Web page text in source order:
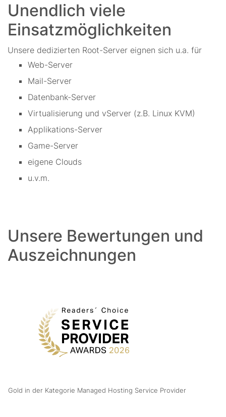
Unendlich viele
Einsatzmöglichkeiten
Unsere dedizierten Root-Server eignen sich u.a. für
Web-Server
Mail-Server
Datenbank-Server
Virtualisierung und vServer (z.B. Linux KVM)
Applikations-Server
Game-Server
eigene Clouds
u.v.m.
Unsere Bewertungen und
Auszeichnungen
Gold in der Kategorie Managed Hosting Service Provider